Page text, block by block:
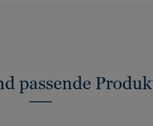
passende